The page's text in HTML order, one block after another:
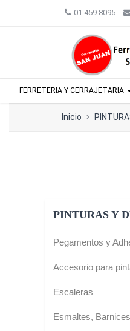
01 459 8095
FERRETERIA Y CERRAJETARIA
Inicio
PINTURAS Y
Pegamentos y
Accesorio para
Escaleras
Esmaltes,